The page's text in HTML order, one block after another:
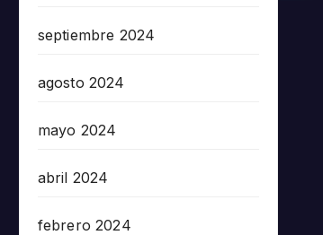
septiembre 2024
agosto 2024
mayo 2024
abril 2024
febrero 2024